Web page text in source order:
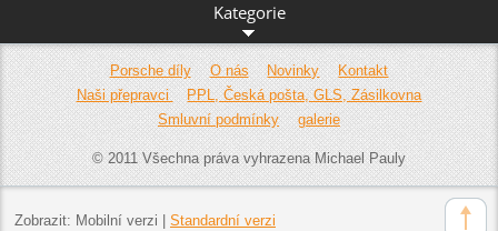
Kategorie
Porsche díly O nás Novinky
Kontakt
Naši přepravci
PPL, Česká pošta, GLS, Zásilkovna
Smluvní podmínky
galerie
© 2011 Všechna práva vyhrazena Michael Pauly
Zobrazit: Mobilní verzi | Standardní verzi